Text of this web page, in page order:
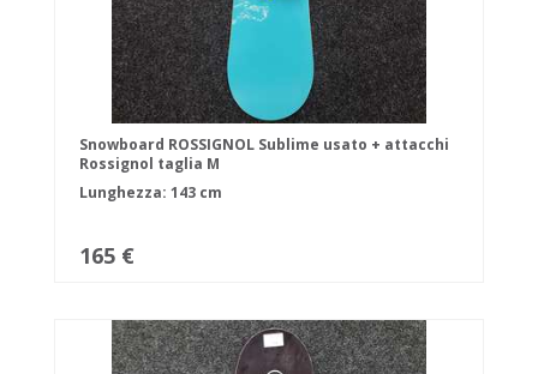
Snowboard ROSSIGNOL Sublime usato + attacchi
Rossignol taglia M
Lunghezza: 143 cm
165 €